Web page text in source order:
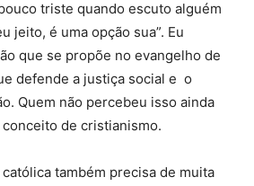
triste quando escuto alguém
jeito, é uma opção sua”. Eu
que se propõe no evangelho de
defende a justiça social e o
Quem não percebeu isso ainda
de cristianismo.
também precisa de muita